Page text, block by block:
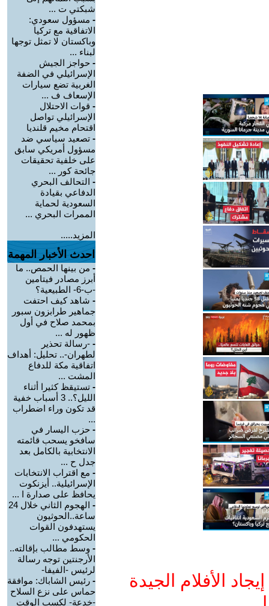
الأفلام الجيدة
شبكتي ت ...
- مسؤول سعودي:
الاتفاقية مع تركيا
وباكستان لا تمثل توجها
لبناء ...
- حواجز الجيش
الإسرائيلي في الضفة
الغربية تضع سيارات
الإسعاف ف ...
- قوات الاحتلال
الإسرائيلي تواصل
اقتحام مخيم قلنديا
- تصعيد سياسي ضد
مسؤول أمريكي سابق
على خلفية تحقيقات
جائحة كور ...
- التحالف البحري
الدفاعي بقيادة
السعودية لحماية
الممرات البحري ...
المزيد.....
احدث الأخبار المهمة
- من بينها الحمص.. ما
أبرز مصادر فيتامين
-ب-6- الطبيعية؟
- شاهد كيف احتفت
جماهير طرابزون سبور
بمحمد صلاح في أول
ظهور له ...
- -رسالة تحذير
لطهران-.. تحليل: أهداف
اتفاقية مكة للدفاع
المشت ...
- تستيقظ كثيرا أثناء
الليل؟.. 3 أسباب خفية
قد تكون وراء اضطراب
...
- حزب اليسار في
سافخو يسحب قائمته
الانتخابية بالكامل بعد
جدل ح ...
- مع اقتراب الانتخابات
الإسرائيلية.. أيزنكوت
يحافظ على صدارة ا ...
-
الهجوم الثاني خلال 24
ساعة..الحوثيون
يستهدفون القوات
الحكومي ...
- وسط مطالب بإقالته..
الأرجنتين توجه رسالة
لرئيس -الفيفا-
- رئيس الشاباك: موافقة
حماس على نزع السلاح
-خدعة- لكسب الوقت